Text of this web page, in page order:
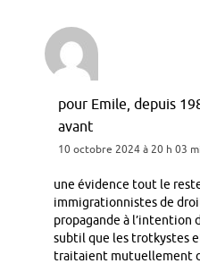
pour Emile, depuis
avant
10 octobre 2024 à 20 h 03
une évidence tout le
immigrationnistes de
propagande à l’intention
subtil que les trotkystes
traitaient mutuellement